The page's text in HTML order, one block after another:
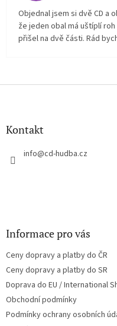
Objednal jsem si dvě CD a
že jeden obal má uštíplí
přišel na dvě části. Rád
Z
Kontakt
info@cd-hudba.cz
Informace pro vás
Ceny dopravy a platby do ČR
Ceny dopravy a platby do SR
Doprava do EU / International
Obchodní podmínky
Podmínky ochrany osobních